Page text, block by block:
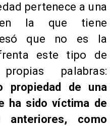
pertenece a una
en la que tiene
que no es la
este tipo de
palabras:
propiedad de una
ha sido víctima de
como